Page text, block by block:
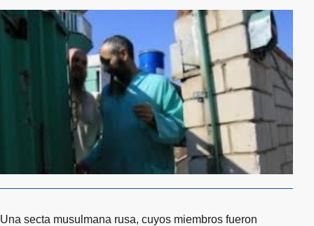
Una secta musulmana rusa, cuyos miembros fueron